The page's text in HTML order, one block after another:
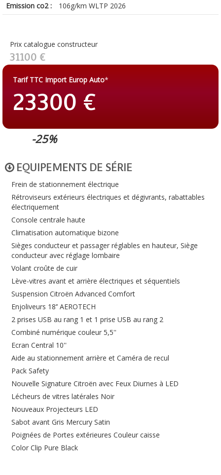
Emission co2 :
106g/km WLTP 2026
Prix catalogue constructeur
31100 €
Tarif TTC Import Europ Auto*
23300 €
-25%
EQUIPEMENTS DE SÉRIE
Frein de stationnement électrique
Rétroviseurs extérieurs électriques et dégivrants, rabattables
électriquement
Console centrale haute
Climatisation automatique bizone
Sièges conducteur et passager réglables en hauteur, Siège
conducteur avec réglage lombaire
Volant croûte de cuir
Lève-vitres avant et arrière électriques et séquentiels
Suspension Citroën Advanced Comfort
Enjoliveurs 18’’ AEROTECH
2 prises USB au rang 1 et 1 prise USB au rang 2
Combiné numérique couleur 5,5''
Ecran Central 10''
Aide au stationnement arrière et Caméra de recul
Pack Safety
Nouvelle Signature Citroën avec Feux Diurnes à LED
Lécheurs de vitres latérales Noir
Nouveaux Projecteurs LED
Sabot avant Gris Mercury Satin
Poignées de Portes extérieures Couleur caisse
Color Clip Pure Black